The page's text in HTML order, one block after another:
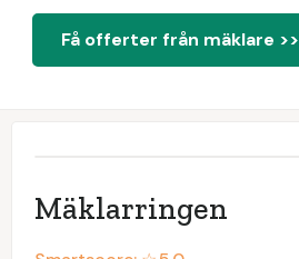
Få offerter från mäklare >>
Mäklarringen